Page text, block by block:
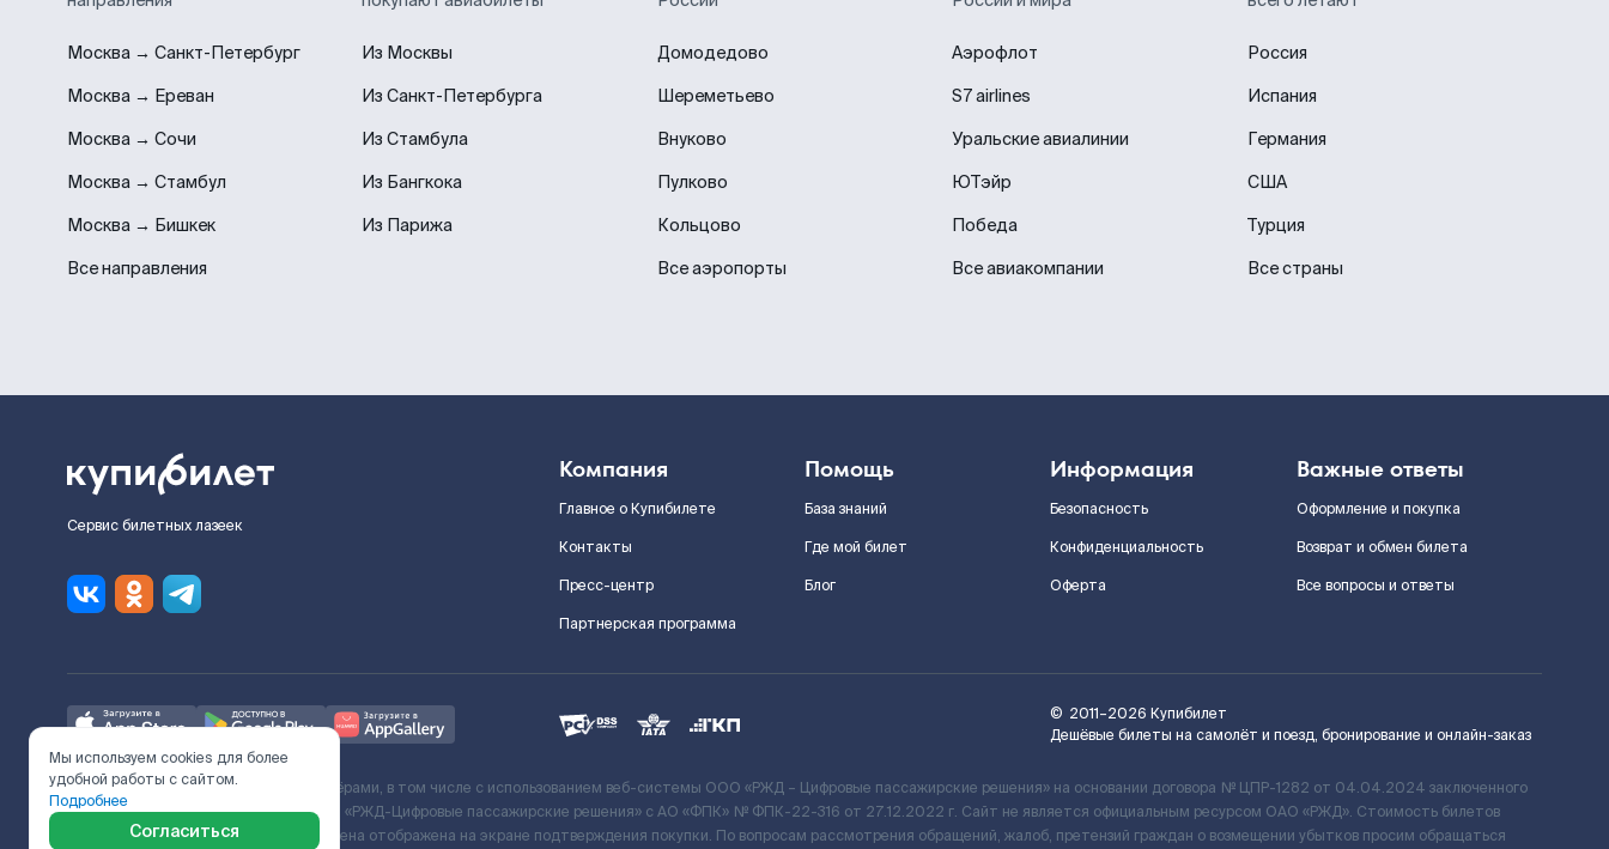
Москва → Санкт-Петербург
Москва → Ереван
Москва → Сочи
Москва → Стамбул
Москва → Бишкек
Все направления
Из Москвы
Из Санкт-Петербурга
Из Стамбула
Из Бангкока
Из Парижа
Домодедово
Шереметьево
Внуково
Пулково
Кольцово
Все аэропорты
Аэрофлот
S7 airlines
Уральские авиалинии
ЮТэйр
Победа
Все авиакомпании
Россия
Испания
Германия
США
Турция
Все страны
Сервис билетных лазеек
Компания
Главное о Купибилете
Контакты
Пресс-центр
Партнерская программа
Помощь
База знаний
Где мой билет
Блог
Информация
Безопасность
Конфиденциальность
Оферта
Важные ответы
Оформление и покупка
Возврат и обмен билета
Все вопросы и ответы
© 2011–2026 Купибилет
Дешёвые билеты на самолёт и поезд, бронирование и онлайн-заказ
Ж/Д билеты предоставляются партнёрами, в том числе с использованием веб-системы ООО «РЖД – Цифровые пассажирские решения» на основании договора № ЦПР-1282 от 04.04.2024 заключенного
с Поставщиком услуг и Договора ООО «РЖД-Цифровые пассажирские решения» c АО «ФПК» № ФПК-22-316 от 27.12.2022 г. Сайт не является официальным ресурсом ОАО «РЖД». Стоимость билетов
включает сервисный сбор. Итоговая цена отображена на экране подтверждения покупки. По вопросам рассмотрения обращений, жалоб, претензий граждан о возмещении убытков просим обращаться
Мы используем cookies для более
удобной работы с сайтом.
Подробнее
Согласиться